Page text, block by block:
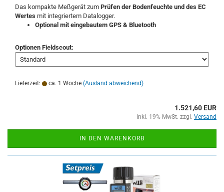
Das kompakte Meßgerät zum Prüfen der Bodenfeuchte und des EC
Wertes mit integriertem Datalogger.
Optional mit eingebautem GPS & Bluetooth
Optionen Fieldscout:
Lieferzeit: ca. 1 Woche (Ausland abweichend)
1.521,60 EUR
inkl. 19% MwSt. zzgl. Versand
IN DEN WARENKORB